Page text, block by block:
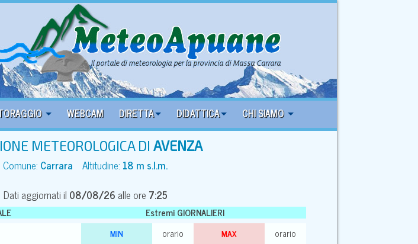
WEBCAM DIRETTA DIDATTICA CHI SIAMO
METEOROLOGICA DI AVENZA
Comune: Carrara Altitudine: 18 m s.l.m.
Dati aggiornati il 08/08/26 alle ore 7:25
Estremi GIORNALIERI
MIN orario MAX
orario